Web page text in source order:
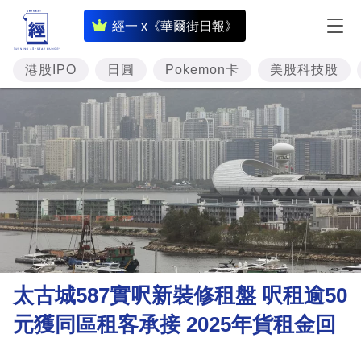
經一 x《華爾街日報》
即
時
財
經
題
資
樓
市
理
財
商
港股IPO 日圓 Pokemon卡 美股科技股
太古城587實呎新裝修租盤 呎租逾50
元獲同區租客承接 2025年貨租金回